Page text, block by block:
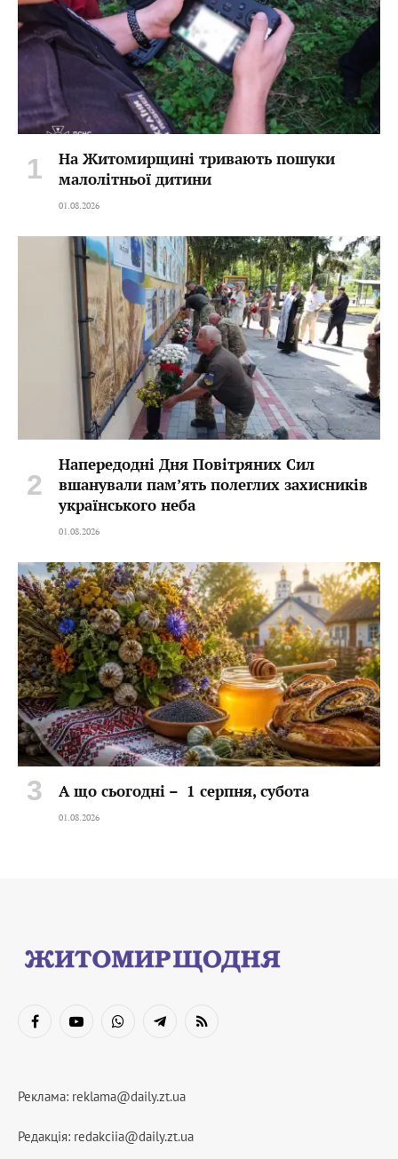
На Житомирщині тривають пошуки
малолітньої дитини
01.08.2026
Напередодні Дня Повітряних Сил
вшанували пам’ять полеглих захисників
українського неба
01.08.2026
А що сьогодні – 1 серпня, субота
01.08.2026
FacebookYouTubeWhatsAppTelegramRSS
Реклама: reklama@daily.zt.ua
Редакція: redakciia@daily.zt.ua